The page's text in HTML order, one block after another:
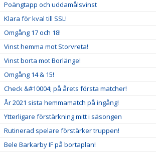
Poängtapp och uddamålsvinst
Klara för kval till SSL!
Omgång 17 och 18!
Vinst hemma mot Storvreta!
Vinst borta mot Borlänge!
Omgång 14 & 15!
Check &#10004; på årets första matcher!
År 2021 sista hemmamatch på ingång!
Ytterligare förstärkning mitt i säsongen
Rutinerad spelare förstärker truppen!
Bele Barkarby IF på bortaplan!